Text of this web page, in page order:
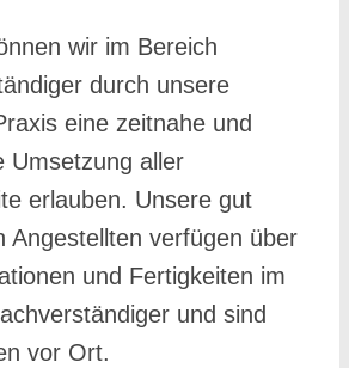
wir im Bereich
durch unsere
eine zeitnahe und
Umsetzung aller
erlauben. Unsere gut
Angestellten verfügen über
und Fertigkeiten im
und sind
vor Ort.